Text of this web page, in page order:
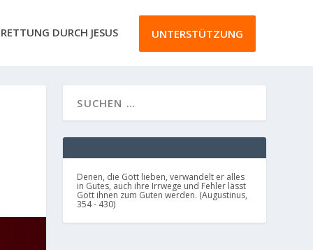
RETTUNG DURCH JESUS UNTERSTÜTZUNG
Denen, die Gott lieben, verwandelt er alles
in Gutes, auch ihre Irrwege und Fehler lässt
Gott ihnen zum Guten werden. (Augustinus,
354 - 430)